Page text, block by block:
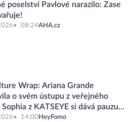
poselství Pavlové narazilo: Zase
08:24AHA.cz
Wrap: Ariana Grande
o svém ústupu z veřejného
z KATSEYE si dává pauzu
14:00 HeyFomo